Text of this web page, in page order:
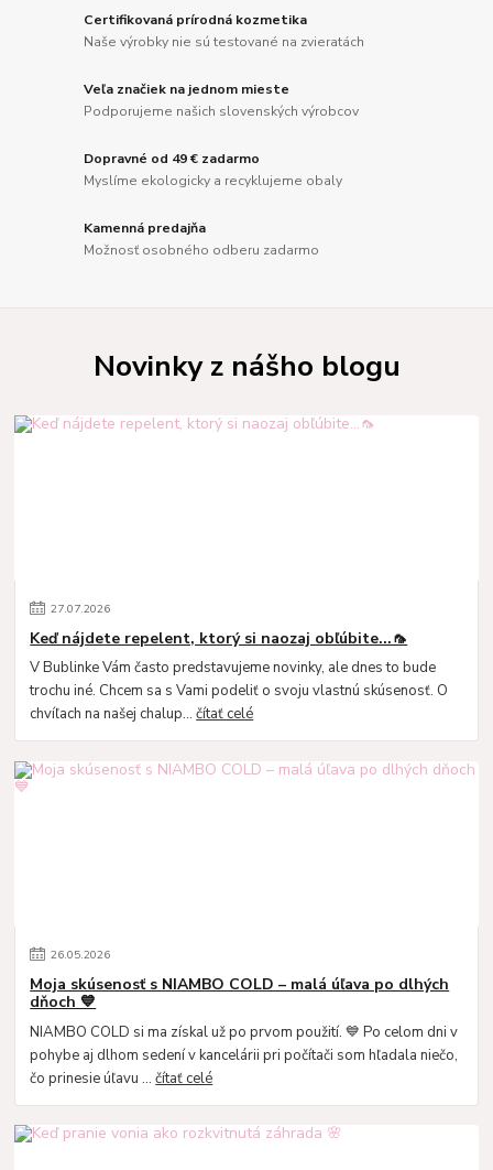
Certifikovaná prírodná kozmetika
Naše výrobky nie sú testované na zvieratách
Veľa značiek na jednom mieste
Podporujeme našich slovenských výrobcov
Dopravné od 49 € zadarmo
Myslíme ekologicky a recyklujeme obaly
Kamenná predajňa
Možnosť osobného odberu zadarmo
Novinky z nášho blogu
27.07.2026
Keď nájdete repelent, ktorý si naozaj obľúbite...🦟
V Bublinke Vám často predstavujeme novinky, ale dnes to bude
trochu iné. Chcem sa s Vami podeliť o svoju vlastnú skúsenosť. O
chvíľach na našej chalup...čítať celé
26.05.2026
Moja skúsenosť s NIAMBO COLD – malá úľava po dlhých
dňoch 💙
NIAMBO COLD si ma získal už po prvom použití. 💙 Po celom dni v
pohybe aj dlhom sedení v kancelárii pri počítači som hľadala niečo,
čo prinesie úľavu ...čítať celé